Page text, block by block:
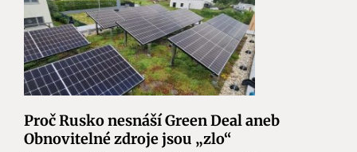
Proč Rusko nesnáší Green Deal aneb
Obnovitelné zdroje jsou „zlo“